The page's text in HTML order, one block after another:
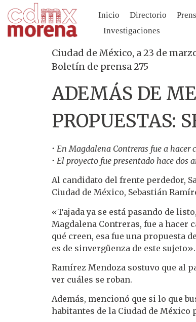
Inicio Directorio
Investigaciones
Ciudad de México, a 23 de
Boletín de prensa 275
ADEMÁS DE
PROPUESTAS:
• En Magdalena Contreras fue a
• El proyecto fue presentado hace
Al candidato del frente perdedor,
Ciudad de México, Sebastián
«Tajada ya se está pasando de
Magdalena Contreras, fue a hacer
qué creen, esa fue una propuesta
es de sinvergüenza de este sujeto».
Ramírez Mendoza sostuvo que al
ver cuáles se roban.
Además, mencionó que si lo que
habitantes de la Ciudad de México